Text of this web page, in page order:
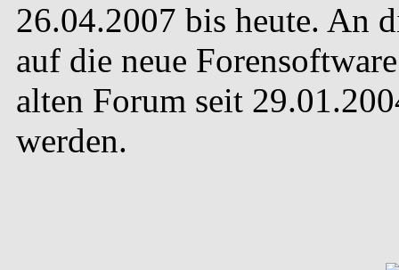
26.04.2007 bis heute. An
auf die neue
alten Forum seit
werden.